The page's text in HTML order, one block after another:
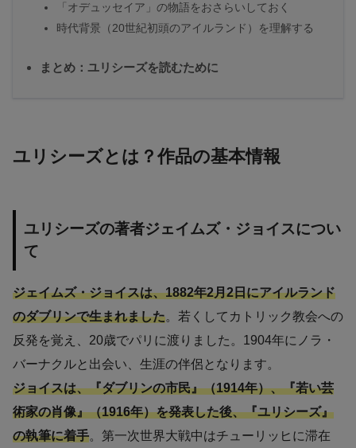
「オデュッセイア」の物語をおさらいしておく
時代背景（20世紀初頭のアイルランド）を理解する
まとめ：ユリシーズを読むために
ユリシーズとは？作品の基本情報
ユリシーズの著者ジェイムズ・ジョイスについ
て
ジェイムズ・ジョイスは、1882年2月2日にアイルランド
のダブリンで生まれました。若くしてカトリック教会への
反発を覚え、20歳でパリに渡りました。1904年にノラ・
バーナクルと出会い、生涯の伴侶となります。
ジョイスは、『ダブリンの市民』（1914年）、『若い芸
術家の肖像』（1916年）を発表した後、『ユリシーズ』
の執筆に着手。第一次世界大戦中はチューリッヒに滞在